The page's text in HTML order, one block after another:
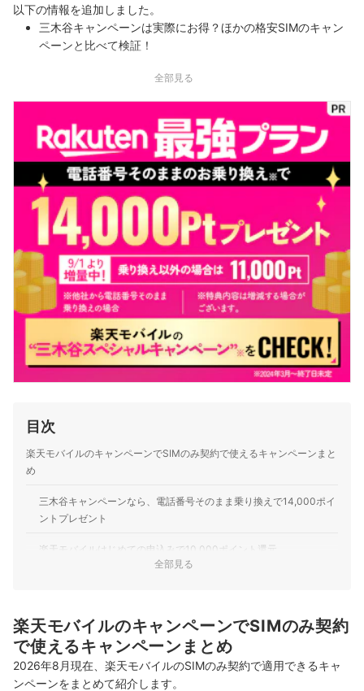
に、モバイルだけでなく10社以上の戸建て・マンション
向けの光回線の通信速度・速度制限も調査している。 ま
た通信サービスだけでなく、ファイナンシャルプランナ
ーの視点含めて電気代など固定費支出見直しのガイドも
高山健次のプロフィール
以下の情報を追加しました。
三木谷キャンペーンは実際にお得？ほかの格安SIMのキャン
ペーンと比べて検証！
全部見る
目次
楽天モバイルのキャンペーンでSIMのみ契約で使えるキャンペーンまと
め
三木谷キャンペーンなら、電話番号そのまま乗り換えで14,000ポイ
ントプレゼント
楽天モバイルはじめての申込みで10,000ポイント還元
イント付与
楽天銀行利用中なら乗り換えまたは新規契約で3,000ポイントプレ
ゼント！
全部見る
楽天モバイルのキャンペーンでSIMのみ契約
で使えるキャンペーンまとめ
2026年8月現在、楽天モバイルのSIMのみ契約で適用できるキャ
ンペーンをまとめて紹介します。